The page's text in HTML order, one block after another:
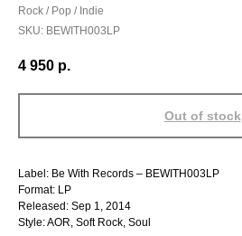
Rock / Pop / Indie
SKU: BEWITH003LP
4 950 р.
Out of stock
Label: Be With Records – BEWITH003LP
Format: LP
Released: Sep 1, 2014
Style: AOR, Soft Rock, Soul